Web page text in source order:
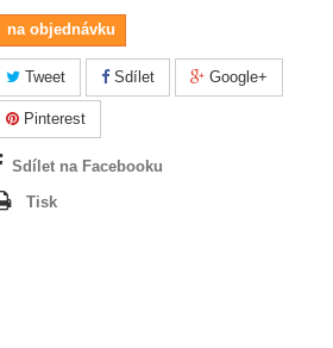
na objednávku
Tweet Sdílet Google+
Pinterest
Sdílet na Facebooku
Tisk